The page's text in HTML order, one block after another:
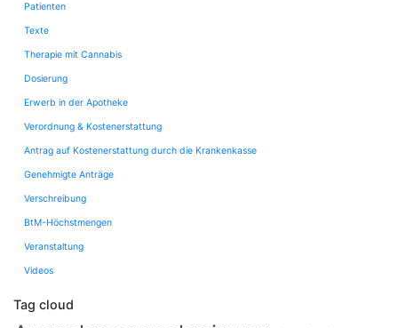
Patienten
Texte
Therapie mit Cannabis
Dosierung
Erwerb in der Apotheke
Verordnung & Kostenerstattung
Antrag auf Kostenerstattung durch die Krankenkasse
Genehmigte Anträge
Verschreibung
BtM-Höchstmengen
Veranstaltung
Videos
Tag cloud